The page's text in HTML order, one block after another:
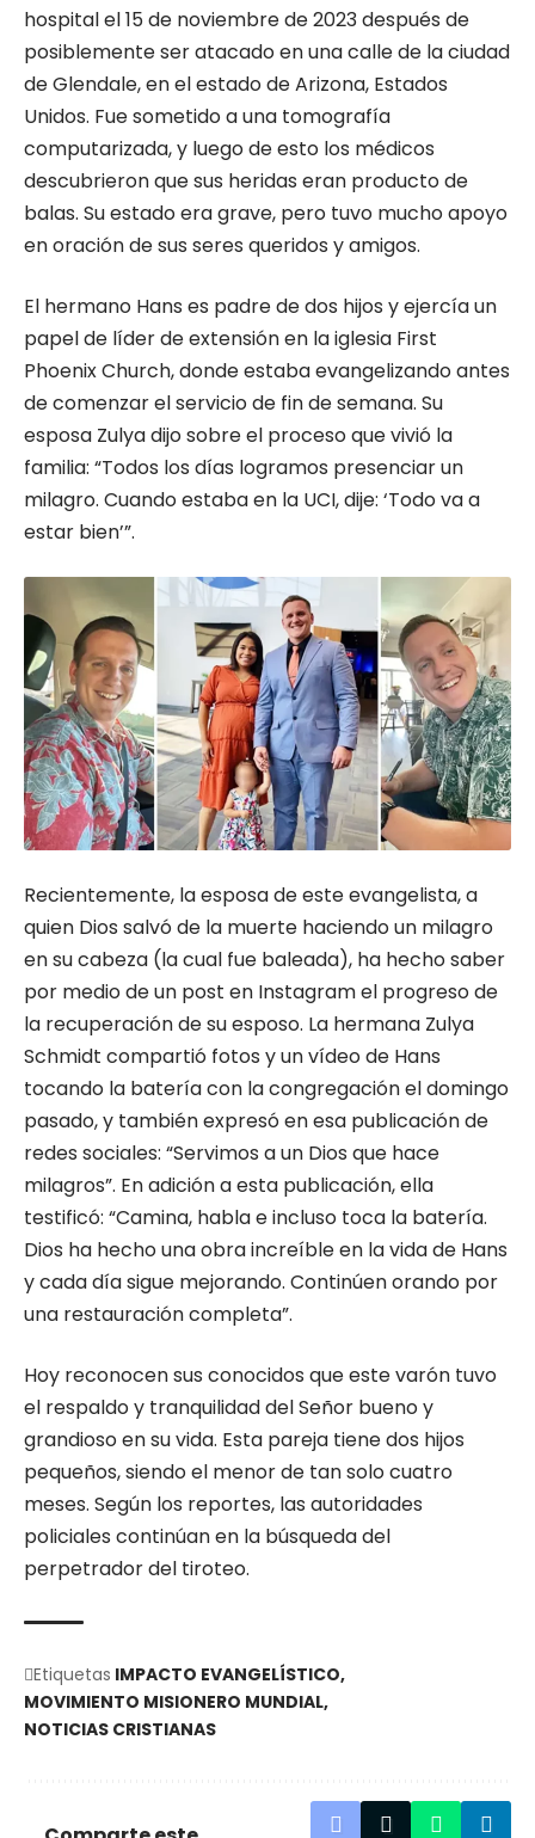
hospital el 15 de noviembre de 2023 después de
posiblemente ser atacado en una calle de la ciudad
de Glendale, en el estado de Arizona, Estados
Unidos. Fue sometido a una tomografía
computarizada, y luego de esto los médicos
descubrieron que sus heridas eran producto de
balas. Su estado era grave, pero tuvo mucho apoyo
en oración de sus seres queridos y amigos.
El hermano Hans es padre de dos hijos y ejercía un
papel de líder de extensión en la iglesia First
Phoenix Church, donde estaba evangelizando antes
de comenzar el servicio de fin de semana. Su
esposa Zulya dijo sobre el proceso que vivió la
familia: “Todos los días logramos presenciar un
milagro. Cuando estaba en la UCI, dije: ‘Todo va a
estar bien’”.
Recientemente, la esposa de este evangelista, a
quien Dios salvó de la muerte haciendo un milagro
en su cabeza (la cual fue baleada), ha hecho saber
por medio de un post en Instagram el progreso de
la recuperación de su esposo. La hermana Zulya
Schmidt compartió fotos y un vídeo de Hans
tocando la batería con la congregación el domingo
pasado, y también expresó en esa publicación de
redes sociales: “Servimos a un Dios que hace
milagros”. En adición a esta publicación, ella
testificó: “Camina, habla e incluso toca la batería.
Dios ha hecho una obra increíble en la vida de Hans
y cada día sigue mejorando. Continúen orando por
una restauración completa”.
Hoy reconocen sus conocidos que este varón tuvo
el respaldo y tranquilidad del Señor bueno y
grandioso en su vida. Esta pareja tiene dos hijos
pequeños, siendo el menor de tan solo cuatro
meses. Según los reportes, las autoridades
policiales continúan en la búsqueda del
perpetrador del tiroteo.
Etiquetas IMPACTO EVANGELÍSTICO
MOVIMIENTO MISIONERO MUNDIAL
NOTICIAS CRISTIANAS